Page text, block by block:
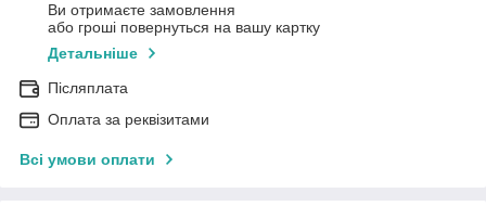
Ви отримаєте замовлення
або гроші повернуться на вашу картку
Детальніше
Післяплата
Оплата за реквізитами
Всі умови оплати